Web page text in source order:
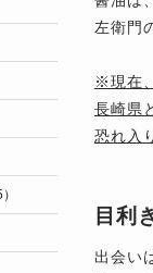
左衛門
※現在
長崎県
恐れ入
目利
出会い